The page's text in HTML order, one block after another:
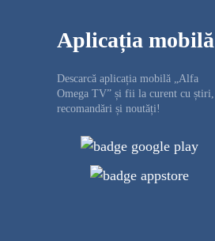
Aplicația mobilă
Descarcă aplicația mobilă „Alfa
Omega TV” și fii la curent cu știri,
recomandări și noutăți!